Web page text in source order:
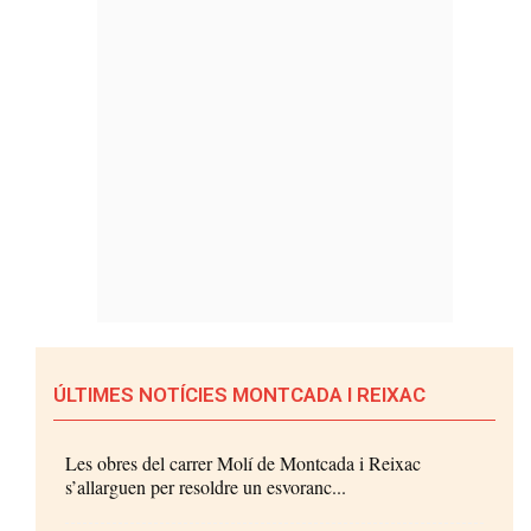
ÚLTIMES NOTÍCIES MONTCADA I REIXAC
Les obres del carrer Molí de Montcada i Reixac
s’allarguen per resoldre un esvoranc...